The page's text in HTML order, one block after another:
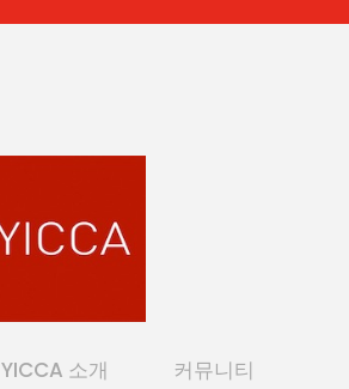
YICCA 소개 커뮤니티